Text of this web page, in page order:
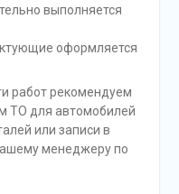
выполняется
оформляется
работ рекомендуем
ТО для автомобилей
или записи в
менеджеру по